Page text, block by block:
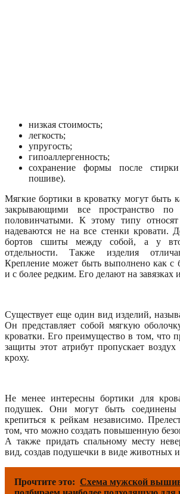
низкая стоимость;
легкость;
упругость;
гипоаллергенность;
сохранение формы после
пошиве).
Мягкие бортики в кроватку могут быть
закрывающими все пространство
половинчатыми. К этому типу
надеваются не на все стенки кровати.
бортов сшиты между собой, а у
отдельности. Также изделия
Крепление может быть выполнено как с
и с более редким. Его делают на завязках
Существует еще один вид изделий,
Он представляет собой мягкую
кроватки. Его преимущество в том, что
защиты этот атрибут пропускает воздух
кроху.
Не менее интересны бортики для
подушек. Они могут быть
крепиться к рейкам независимо.
том, что можно создать повышенную
А также придать спальному месту
вид, создав подушечки в виде животных
Прочтите это: Схема мужской